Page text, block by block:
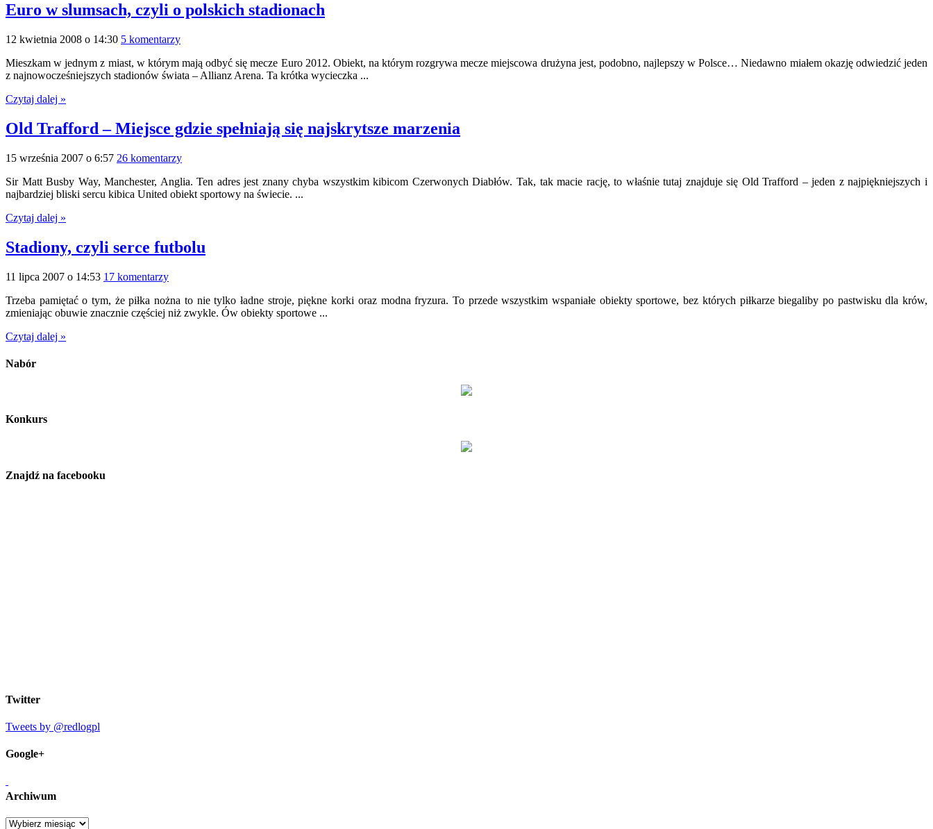
Euro w slumsach, czyli o polskich stadionach
12 kwietnia 2008 o 14:30 5 komentarzy
Mieszkam w jednym z miast, w którym mają odbyć się mecze Euro 2012. Obiekt, na którym rozgrywa mecze miejscowa drużyna jest, podobno, najlepszy w Polsce… Niedawno miałem okazję odwiedzić jeden
z najnowocześniejszych stadionów świata – Allianz Arena. Ta krótka wycieczka ...
Czytaj dalej »
Old Trafford – Miejsce gdzie spełniają się najskrytsze marzenia
15 września 2007 o 6:57 26 komentarzy
Sir Matt Busby Way, Manchester, Anglia. Ten adres jest znany chyba wszystkim kibicom Czerwonych Diabłów. Tak, tak macie rację, to właśnie tutaj znajduje się Old Trafford – jeden z najpiękniejszych i
najbardziej bliski sercu kibica United obiekt sportowy na świecie. ...
Czytaj dalej »
Stadiony, czyli serce futbolu
11 lipca 2007 o 14:53 17 komentarzy
Trzeba pamiętać o tym, że piłka nożna to nie tylko ładne stroje, piękne korki oraz modna fryzura. To przede wszystkim wspaniałe obiekty sportowe, bez których piłkarze biegaliby po pastwisku dla krów,
zmieniając obuwie znacznie częściej niż zwykle. Ów obiekty sportowe ...
Czytaj dalej »
Nabór
Konkurs
Znajdź na facebooku
Twitter
Tweets by @redlogpl
Google+
Archiwum
Archiwum